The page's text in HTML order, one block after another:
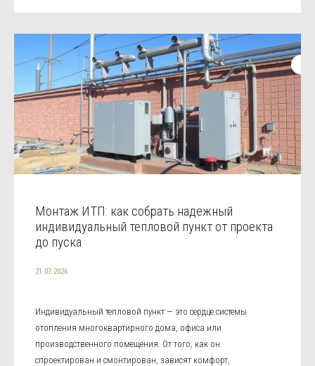
Монтаж ИТП: как собрать надежный
индивидуальный тепловой пункт от проекта
до пуска
21.07.2026
Индивидуальный тепловой пункт — это сердце системы
отопления многоквартирного дома, офиса или
производственного помещения. От того, как он
спроектирован и смонтирован, зависят комфорт,